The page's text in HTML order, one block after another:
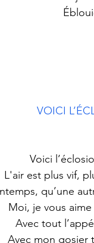
VOICI
Voici
L'air est plus vif,
qu’une
Moi, je vous
Avec tout
Avec mon gosier